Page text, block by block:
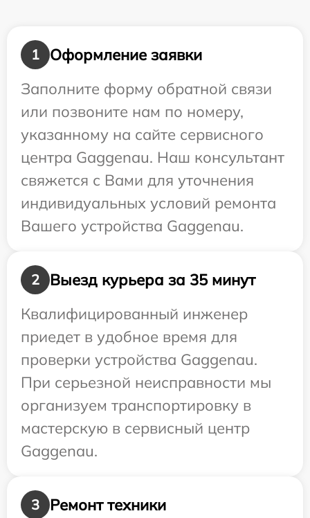
1
Оформление заявки
Заполните форму обратной связи
или позвоните нам по номеру,
указанному на сайте сервисного
центра Gaggenau. Наш консультант
свяжется с Вами для уточнения
индивидуальных условий ремонта
Вашего устройства Gaggenau.
2
Выезд курьера за 35 минут
Квалифицированный инженер
приедет в удобное время для
проверки устройства Gaggenau.
При серьезной неисправности мы
организуем транспортировку в
мастерскую в сервисный центр
Gaggenau.
3 Ремонт техники